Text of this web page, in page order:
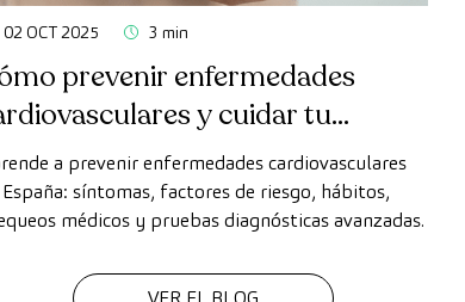
02 OCT 2025 3 min
prevenir enfermedades
y cuidar tu
a prevenir enfermedades cardiovasculares
síntomas, factores de riesgo, hábitos,
médicos y pruebas diagnósticas avanzadas.